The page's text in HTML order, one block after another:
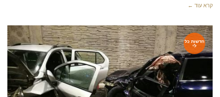
קרא עוד ←
חדשות כל
לי